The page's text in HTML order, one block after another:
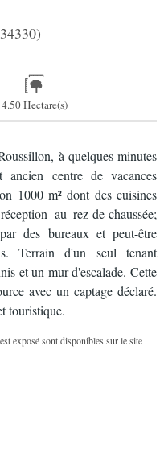
4.50 Hectare(s)
à quelques minutes
ancien centre de vacances
1000 m² dont des cuisines
au rez-de-chaussée;
des bureaux et peut-être
Terrain d'un seul tenant
et un mur d'escalade. Cette
avec un captage déclaré.
touristique.
exposé sont disponibles sur le site